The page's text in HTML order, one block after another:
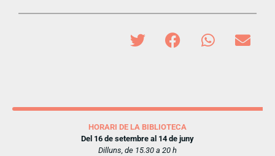
HORARI DE LA BIBLIOTECA
Del 16 de setembre al 14 de juny
Dilluns, de 15.30 a 20 h